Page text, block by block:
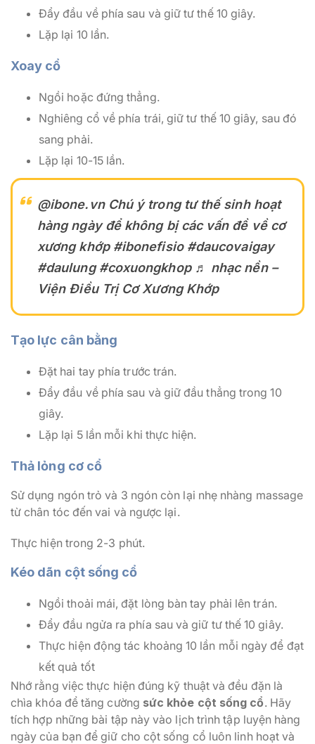
Đẩy đầu về phía sau và giữ tư thế 10 giây.
Lặp lại 10 lần.
Xoay cổ
Ngồi hoặc đứng thẳng.
Nghiêng cổ về phía trái, giữ tư thế 10 giây, sau đó
sang phải.
Lặp lại 10-15 lần.
@ibone.vnChú ý trong tư thế sinh hoạt
hàng ngày để không bị các vấn đề về cơ
xương khớp #ibonefisio #daucovaigay
#daulung #coxuongkhop ♬ nhạc nền –
Viện Điều Trị Cơ Xương Khớp
Tạo lực cân bằng
Đặt hai tay phía trước trán.
Đẩy đầu về phía sau và giữ đầu thẳng trong 10
giây.
Lặp lại 5 lần mỗi khi thực hiện.
Thả lỏng cơ cổ
Sử dụng ngón trỏ và 3 ngón còn lại nhẹ nhàng massage
từ chân tóc đến vai và ngược lại.
Thực hiện trong 2-3 phút.
Kéo dãn cột sống cổ
Ngồi thoải mái, đặt lòng bàn tay phải lên trán.
Đẩy đầu ngửa ra phía sau và giữ tư thế 10 giây.
Thực hiện động tác khoảng 10 lần mỗi ngày để đạt
kết quả tốt
Nhớ rằng việc thực hiện đúng kỹ thuật và đều đặn là
chìa khóa để tăng cường sức khỏe cột sống cổ. Hãy
tích hợp những bài tập này vào lịch trình tập luyện hàng
ngày của bạn để giữ cho cột sống cổ luôn linh hoạt và